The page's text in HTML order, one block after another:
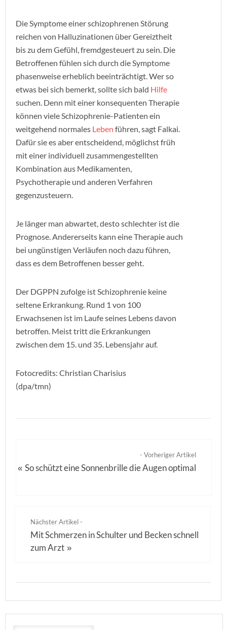
Die Symptome einer schizophrenen Störung
reichen von Halluzinationen über Gereiztheit
bis zu dem Gefühl, fremdgesteuert zu sein. Die
Betroffenen fühlen sich durch die Symptome
phasenweise erheblich beeinträchtigt. Wer so
etwas bei sich bemerkt, sollte sich bald Hilfe
suchen. Denn mit einer konsequenten Therapie
können viele Schizophrenie-Patienten ein
weitgehend normales Leben führen, sagt Falkai.
Dafür sie es aber entscheidend, möglichst früh
mit einer individuell zusammengestellten
Kombination aus Medikamenten,
Psychotherapie und anderen Verfahren
gegenzusteuern.
Je länger man abwartet, desto schlechter ist die
Prognose. Andererseits kann eine Therapie auch
bei ungünstigen Verläufen noch dazu führen,
dass es dem Betroffenen besser geht.
Der DGPPN zufolge ist Schizophrenie keine
seltene Erkrankung. Rund 1 von 100
Erwachsenen ist im Laufe seines Lebens davon
betroffen. Meist tritt die Erkrankungen
zwischen dem 15. und 35. Lebensjahr auf.
Fotocredits: Christian Charisius
(dpa/tmn)
- Vorheriger Artikel
«So schützt eine Sonnenbrille die Augen optimal
Nächster Artikel -
Mit Schmerzen in Schulter und Becken schnell
zum Arzt »